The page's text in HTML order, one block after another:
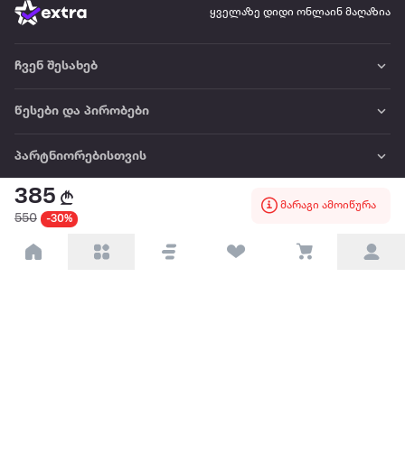
385
550 -30%
მარაგი ამოიწურა
ყველაზე დიდი ონლაინ მაღაზია
ჩვენ შესახებ
წესები და პირობები
პარტნიორებისთვის
ტრენდული
პოპულარული